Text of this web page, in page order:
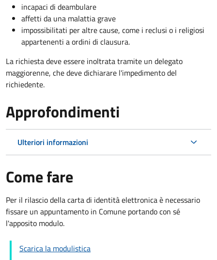
incapaci di deambulare
affetti da una malattia grave
impossibilitati per altre cause, come i reclusi o i religiosi
appartenenti a ordini di clausura.
La richiesta deve essere inoltrata tramite un delegato
maggiorenne, che deve dichiarare l'impedimento del
richiedente.
Approfondimenti
Ulteriori informazioni
Come fare
Per il rilascio della carta di identità elettronica è necessario
fissare un appuntamento in Comune portando con sé
l'apposito modulo.
Scarica la modulistica